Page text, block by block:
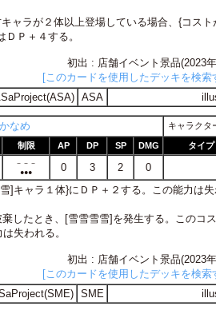
ャラが２体以上登場している場合、{コスト
Ｐ＋４する。
初出 : 店舗イベント景品(2023
[このカードを使用したデッキを検索
ASA
なめ キャラクタ
制限 AP DP SP DMG タイプ
－－－
●●●
0 3 2
0
]キャラ１体}にＤＰ＋２する。この能力は
したとき、[雪雪雪雪]を発生する。このコ
失われる。
初出 : 店舗イベント景品(2023
[このカードを使用したデッキを検索
SME